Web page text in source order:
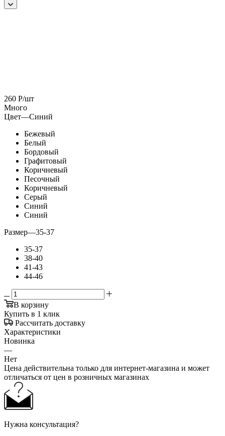
260 Р/шт
Много
Цвет—Синий
Бежевый
Белый
Бордовый
Графитовый
Коричневый
Песочный
Коричневый
Серый
Синий
Синий
Размер—35-37
35-37
38-40
41-43
44-46
В корзину
Купить в 1 клик
Рассчитать доставку
Характеристики
Новинка
—
Нет
Цена действительна только для интернет-магазина и может
отличаться от цен в розничных магазинах
Нужна консультация?